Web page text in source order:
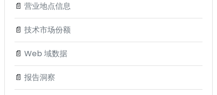
📄 营业地点信息
📄 技术市场份额
📄 Web 域数据
📄 报告洞察